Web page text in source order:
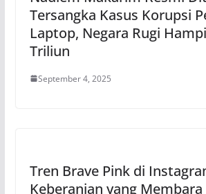
Tersangka Kasus Korupsi
Laptop, Negara Rugi
Triliun
September 4, 2025
Tren Brave Pink di
Keberanian yang